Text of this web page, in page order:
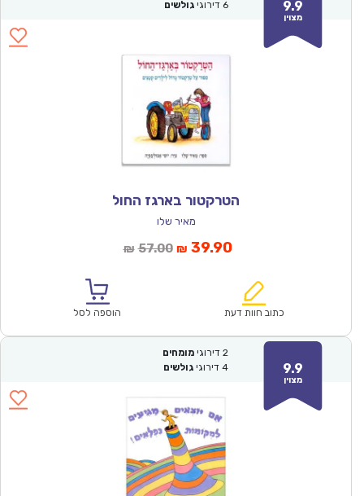
9.9
מצוין
6 דירוגי גולשים
הטרקטור בארגז החול
מאיר שלו
₪ 57.00המחיר
₪57.00.
₪ 39.90המחיר
הוא:
כתוב חוות דעת הוספה לסל
9.9
מצוין
2 דירוגי מומחים
4 דירוגי גולשים